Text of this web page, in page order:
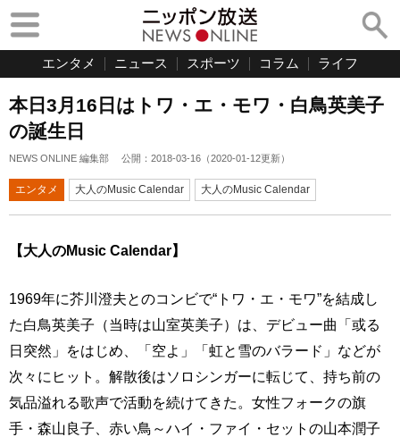
エンタメ ニュース スポーツ コラム ライフ
本日3月16日はトワ・エ・モワ・白鳥英美子
の誕生日
NEWS ONLINE 編集部 公開： 2018-03-16 （2020-01-12更新）
エンタメ 大人のMusic Calendar 大人のMusic Calendar
【大人のMusic Calendar】
1969年に芥川澄夫とのコンビで“トワ・エ・モワ”を結成し
た白鳥英美子（当時は山室英美子）は、デビュー曲「或る
日突然」をはじめ、「空よ」「虹と雪のバラード」などが
次々にヒット。解散後はソロシンガーに転じて、持ち前の
気品溢れる歌声で活動を続けてきた。女性フォークの旗
手・森山良子、赤い鳥～ハイ・ファイ・セットの山本潤子